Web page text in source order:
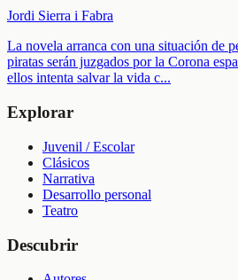
Jordi Sierra i Fabra
La novela arranca con una situación de
piratas serán juzgados por la Corona
ellos intenta salvar la vida c...
Explorar
Juvenil / Escolar
Clásicos
Narrativa
Desarrollo personal
Teatro
Descubrir